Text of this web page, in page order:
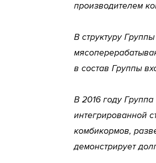
производителем
В структуру
в состав Группы
В 2016 году
интегрированной
комбикормов,
демонстрирует